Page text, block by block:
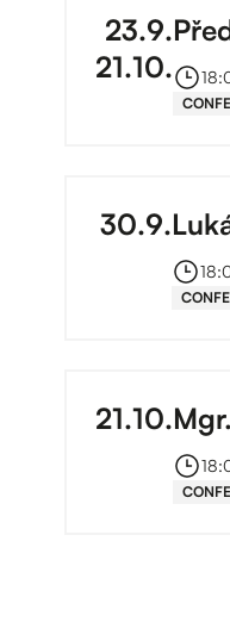
23.9.
21.10.
30.9.
21.10.